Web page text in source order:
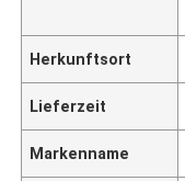
Herkunftsort
Lieferzeit
Markenname